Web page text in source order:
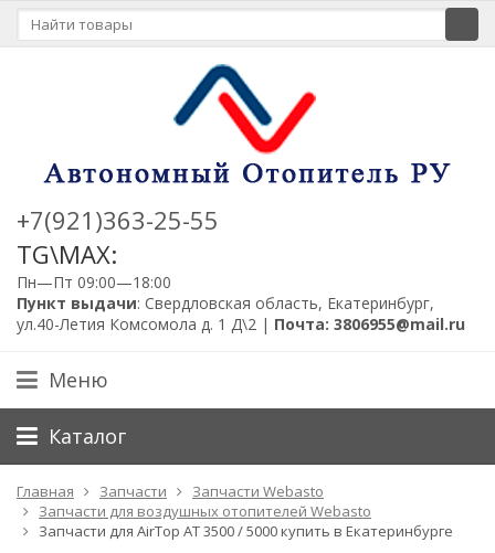
+7(921)363-25-55
TG\MAX:
Пн—Пт 09:00—18:00
Пункт выдачи: Свердловская область, Екатеринбург,
ул.40-Летия Комсомола д. 1 Д\2 | Почта: 3806955@mail.ru
Меню
Каталог
Главная Запчасти
Запчасти Webasto
Запчасти для воздушных отопителей Webasto
Запчасти для AirTop AT 3500 / 5000 купить в Екатеринбурге